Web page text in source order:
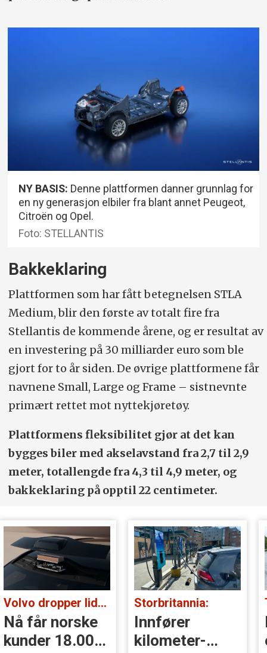
NY BASIS: Denne plattformen danner grunnlag for
en ny generasjon elbiler fra blant annet Peugeot,
Citroën og Opel.
Foto: STELLANTIS
Bakkeklaring
Plattformen som har fått betegnelsen STLA
Medium, blir den første av totalt fire fra
Stellantis de kommende årene, og er resultat av
en investering på 30 milliarder euro som ble
gjort for to år siden. De øvrige plattformene får
navnene Small, Large og Frame – sistnevnte
primært rettet mot nyttekjøretøy.
Plattformens fleksibilitet gjør at det kan
bygges biler med akselavstand fra 2,7 til 2,9
meter, totallengde fra 4,3 til 4,9 meter, og
bakkeklaring på opptil 22 centimeter.
Volvo dropper lidar for godt:
Nå får norske
kunder 18.000
Storbritannia:
Innfører
kilometer­